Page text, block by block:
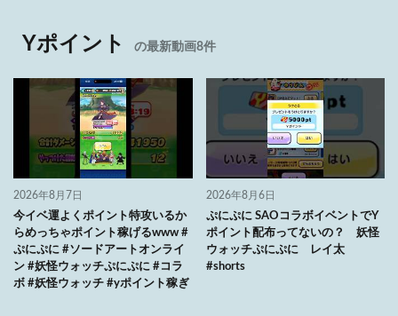
Yポイント の最新動画8件
2026年8月7日
今イベ運よくポイント特攻いるか
らめっちゃポイント稼げるwww #
ぷにぷに #ソードアートオンライ
ン #妖怪ウォッチぷにぷに #コラ
ボ #妖怪ウォッチ #yポイント稼ぎ
2026年8月6日
ぷにぷに SAOコラボイベントでY
ポイント配布ってないの？ 妖怪
ウォッチぷにぷに レイ太
#shorts